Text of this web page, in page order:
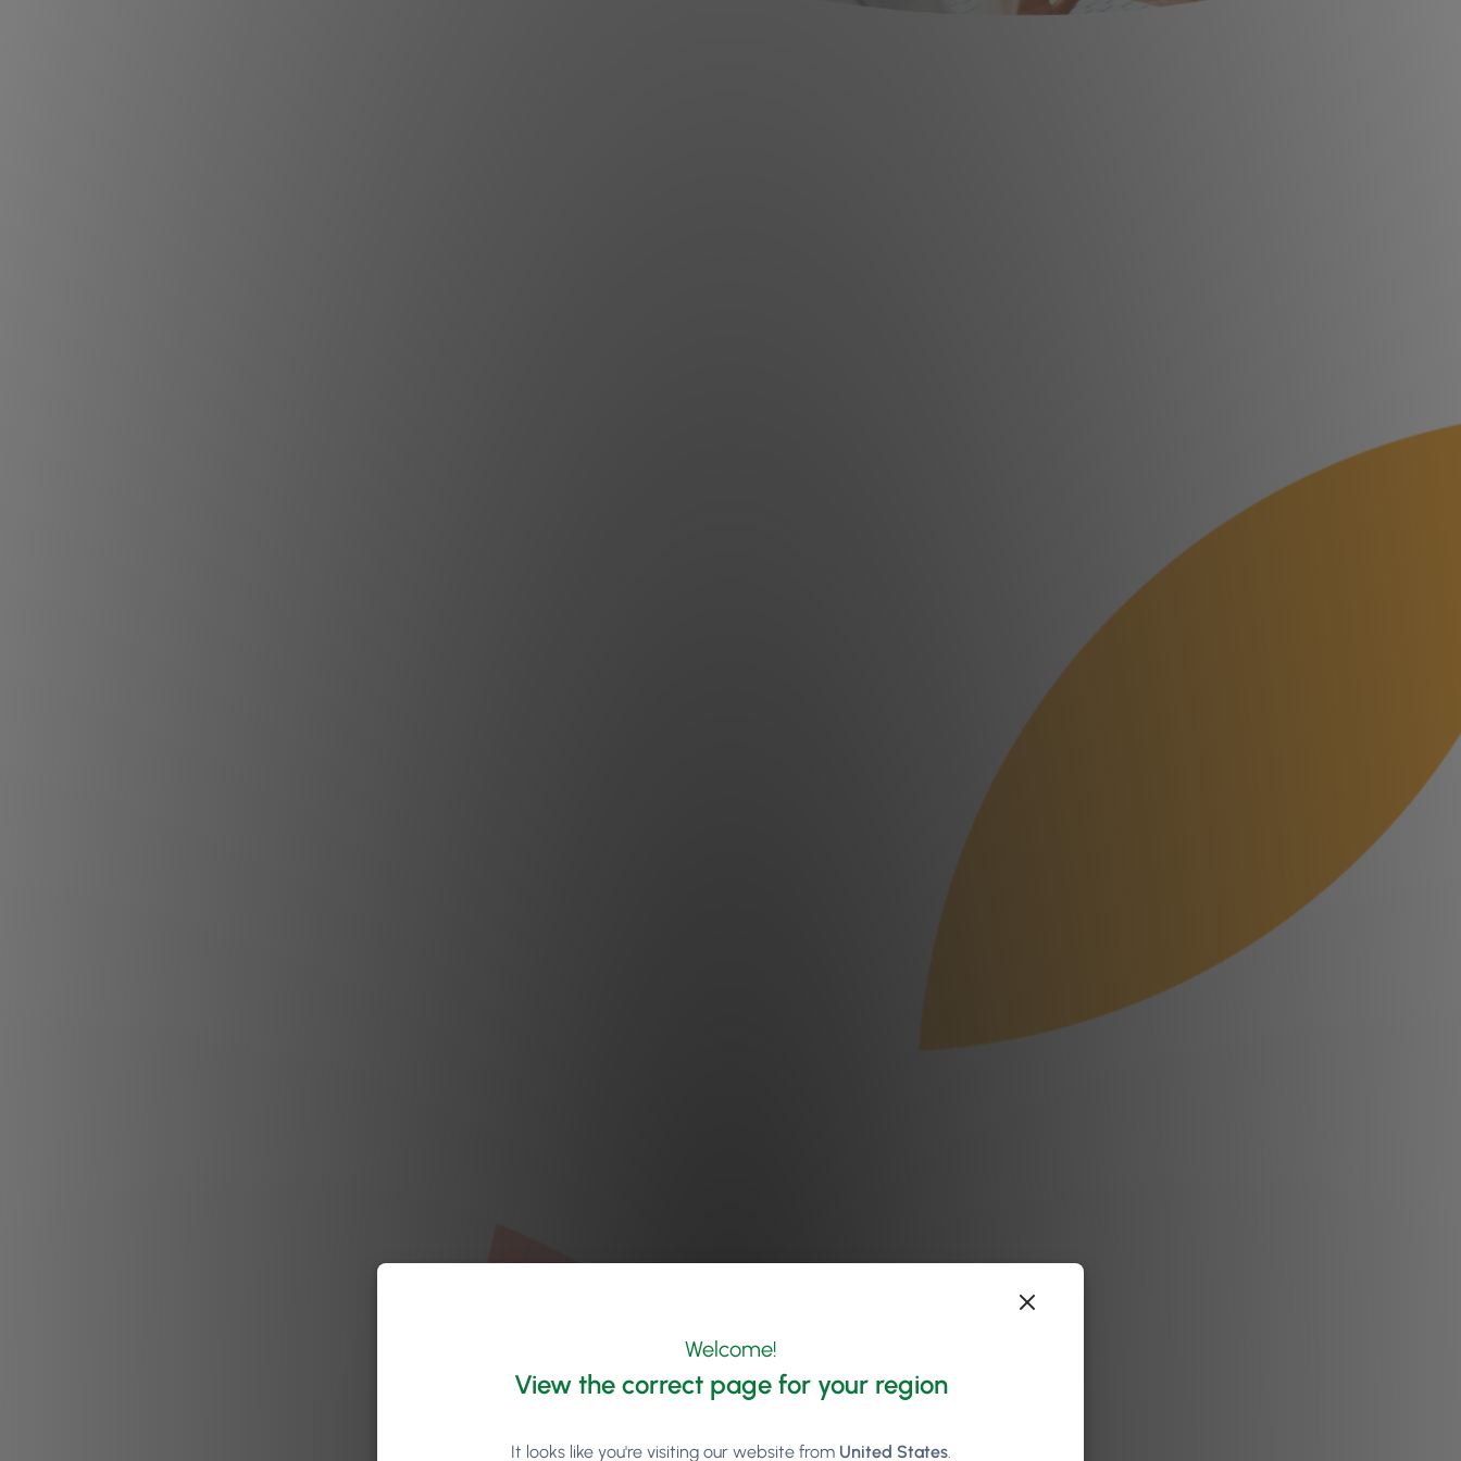
Welcome!
View the correct page for your region
It looks like you're visiting our website from United States.